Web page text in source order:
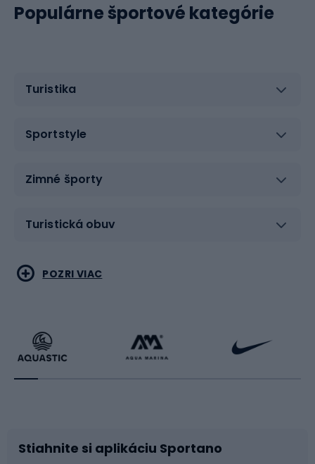
Populárne športové kategórie
Turistika
Sportstyle
Zimné športy
Turistická obuv
Vodné športy
Beh
Príslušenstvo k bicyklom
Bojové umenia
Raketové športy
Sane a kĺzačky
POZRI VIAC
Stiahnite si aplikáciu Sportano